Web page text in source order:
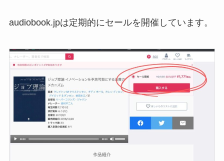
audiobook.jpは定期的にセールを開催しています。